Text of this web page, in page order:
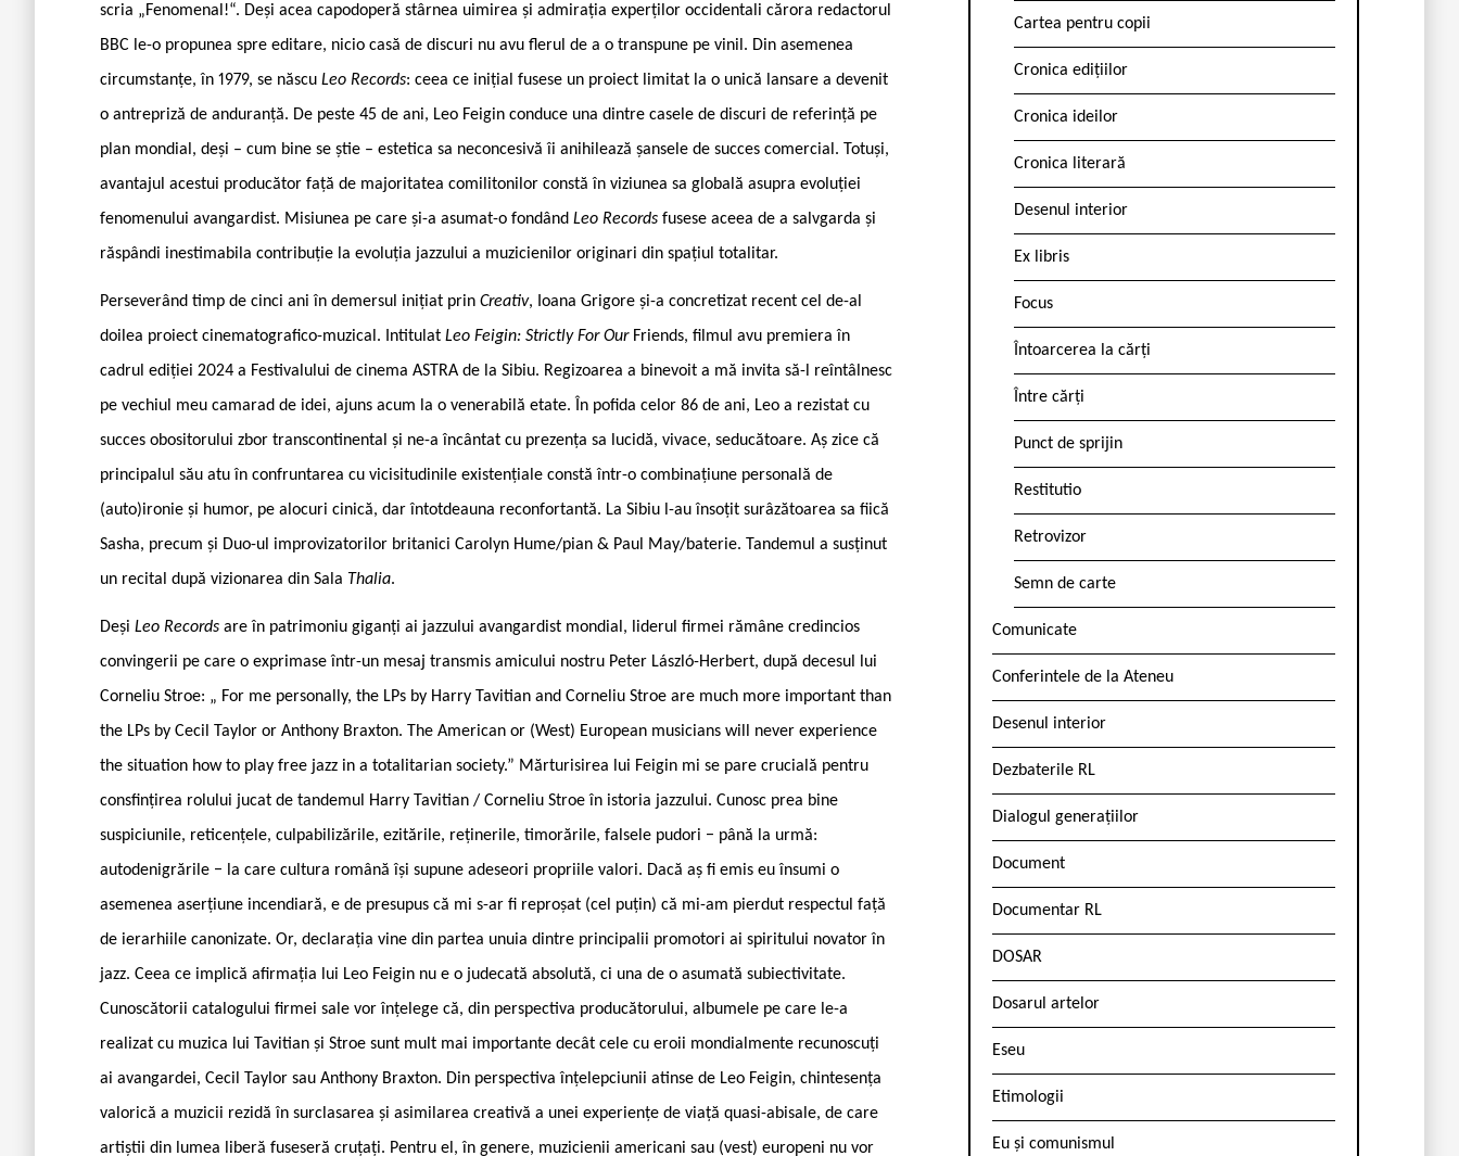
scria „Fenomenal!“. Deși acea capodoperă stârnea uimirea și admirația experților occidentali cărora redactorul
BBC le-o propunea spre editare, nicio casă de discuri nu avu flerul de a o transpune pe vinil. Din asemenea
circumstanțe, în 1979, se născu Leo Records: ceea ce inițial fusese un proiect limitat la o unică lansare a devenit
o antrepriză de anduranță. De peste 45 de ani, Leo Feigin conduce una dintre casele de discuri de referință pe
plan mondial, deși – cum bine se știe – estetica sa neconcesivă îi anihilează șansele de succes comercial. Totuși,
avantajul acestui producător față de majoritatea comilitonilor constă în viziunea sa globală asupra evoluției
fenomenului avangardist. Misiunea pe care și-a asumat-o fondând Leo Records fusese aceea de a salvgarda și
răspândi inestimabila contribuție la evoluția jazzului a muzicienilor originari din spațiul totalitar.
Perseverând timp de cinci ani în demersul inițiat prin Creativ, Ioana Grigore și-a concretizat recent cel de-al
doilea proiect cinematografico-muzical. Intitulat Leo Feigin: Strictly For Our Friends, filmul avu premiera în
cadrul ediției 2024 a Festivalului de cinema ASTRA de la Sibiu. Regizoarea a binevoit a mă invita să-l reîntâlnesc
pe vechiul meu camarad de idei, ajuns acum la o venerabilă etate. În pofida celor 86 de ani, Leo a rezistat cu
succes obositorului zbor transcontinental și ne-a încântat cu prezența sa lucidă, vivace, seducătoare. Aș zice că
principalul său atu în confruntarea cu vicisitudinile existențiale constă într-o combinațiune personală de
(auto)ironie și humor, pe alocuri cinică, dar întotdeauna reconfortantă. La Sibiu l-au însoțit surâzătoarea sa fiică
Sasha, precum și Duo-ul improvizatorilor britanici Carolyn Hume/pian & Paul May/baterie. Tandemul a susținut
un recital după vizionarea din Sala Thalia.
Deși Leo Records are în patrimoniu giganți ai jazzului avangardist mondial, liderul firmei rămâne credincios
convingerii pe care o exprimase într-un mesaj transmis amicului nostru Peter László-Herbert, după decesul lui
Corneliu Stroe: „ For me personally, the LPs by Harry Tavitian and Corneliu Stroe are much more important than
the LPs by Cecil Taylor or Anthony Braxton. The American or (West) European musicians will never experience
the situation how to play free jazz in a totalitarian society.” Mărturisirea lui Feigin mi se pare crucială pentru
consfințirea rolului jucat de tandemul Harry Tavitian / Corneliu Stroe în istoria jazzului. Cunosc prea bine
suspiciunile, reticențele, culpabilizările, ezitările, reținerile, timorările, falsele pudori − până la urmă:
autodenigrările − la care cultura română își supune adeseori propriile valori. Dacă aș fi emis eu însumi o
asemenea aserțiune incendiară, e de presupus că mi s-ar fi reproșat (cel puțin) că mi-am pierdut respectul față
de ierarhiile canonizate. Or, declarația vine din partea unuia dintre principalii promotori ai spiritului novator în
jazz. Ceea ce implică afirmația lui Leo Feigin nu e o judecată absolută, ci una de o asumată subiectivitate.
Cunoscătorii catalogului firmei sale vor înțelege că, din perspectiva producătorului, albumele pe care le-a
realizat cu muzica lui Tavitian și Stroe sunt mult mai importante decât cele cu eroii mondialmente recunoscuți
ai avangardei, Cecil Taylor sau Anthony Braxton. Din perspectiva înțelepciunii atinse de Leo Feigin, chintesența
valorică a muzicii rezidă în surclasarea și asimilarea creativă a unei experiențe de viață quasi-abisale, de care
artiștii din lumea liberă fuseseră cruțați. Pentru el, în genere, muzicienii americani sau (vest) europeni nu vor
Cartea pentru copii
Cronica edițiilor
Cronica ideilor
Cronica literară
Desenul interior
Ex libris
Focus
Întoarcerea la cărți
Între cărți
Punct de sprijin
Restitutio
Retrovizor
Semn de carte
Comunicate
Conferintele de la Ateneu
Desenul interior
Dezbaterile RL
Dialogul generațiilor
Document
Documentar RL
DOSAR
Dosarul artelor
Eseu
Etimologii
Eu și comunismul